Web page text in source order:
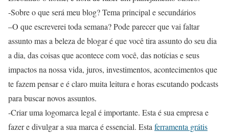
-Sobre o que será meu blog? Tema principal e secundários
–O que escreverei toda semana? Pode parecer que vai faltar
assunto mas a beleza de blogar é que você tira assunto do seu dia
a dia, das coisas que acontece com você, das notícias e seus
impactos na nossa vida, juros, investimentos, acontecimentos que
te fazem pensar e é claro muita leitura e horas escutando podcasts
para buscar novos assuntos.
-Criar uma logomarca legal é importante. Esta é sua empresa e
fazer e divulgar a sua marca é essencial. Esta ferramenta grátis